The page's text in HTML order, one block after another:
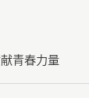
青春力量